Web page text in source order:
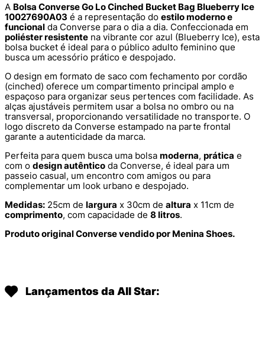
A Bolsa Converse Go Lo Cinched Bucket Bag Blueberry Ice
10027690A03 é a representação do estilo moderno e
funcional da Converse para o dia a dia. Confeccionada em
poliéster resistente na vibrante cor azul (Blueberry Ice), esta
bolsa bucket é ideal para o público adulto feminino que
busca um acessório prático e despojado.
O design em formato de saco com fechamento por cordão
(cinched) oferece um compartimento principal amplo e
espaçoso para organizar seus pertences com facilidade. As
alças ajustáveis permitem usar a bolsa no ombro ou na
transversal, proporcionando versatilidade no transporte. O
logo discreto da Converse estampado na parte frontal
garante a autenticidade da marca.
Perfeita para quem busca uma bolsa moderna, prática e
com o design autêntico da Converse, é ideal para um
passeio casual, um encontro com amigos ou para
complementar um look urbano e despojado.
Medidas: 25cm de largura x 30cm de altura x 11cm de
comprimento, com capacidade de 8 litros.
Produto original Converse vendido por Menina Shoes.
Lançamentos da All Star: